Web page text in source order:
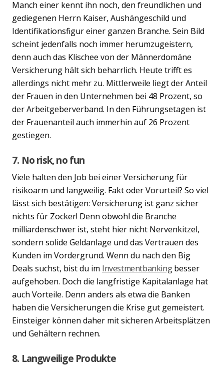
Previous
Manch einer kennt ihn noch, den freundlichen und
gediegenen Herrn Kaiser, Aushängeschild und
Identifikationsfigur einer ganzen Branche. Sein Bild
scheint jedenfalls noch immer herumzugeistern,
denn auch das Klischee von der Männerdomäne
Versicherung hält sich beharrlich. Heute trifft es
allerdings nicht mehr zu. Mittlerweile liegt der Anteil
der Frauen in den Unternehmen bei 48 Prozent, so
der Arbeitgeberverband. In den Führungsetagen ist
der Frauenanteil auch immerhin auf 26 Prozent
gestiegen.
7. No risk, no fun
Viele halten den Job bei einer Versicherung für
risikoarm und langweilig. Fakt oder Vorurteil? So viel
lässt sich bestätigen: Versicherung ist ganz sicher
nichts für Zocker! Denn obwohl die Branche
milliardenschwer ist, steht hier nicht Nervenkitzel,
sondern solide Geldanlage und das Vertrauen des
Kunden im Vordergrund. Wenn du nach den Big
Deals suchst, bist du im Investmentbankingbesser
aufgehoben. Doch die langfristige Kapitalanlage hat
auch Vorteile. Denn anders als etwa die Banken
haben die Versicherungen die Krise gut gemeistert.
Einsteiger können daher mit sicheren Arbeitsplätzen
und Gehältern rechnen.
8. Langweilige Produkte